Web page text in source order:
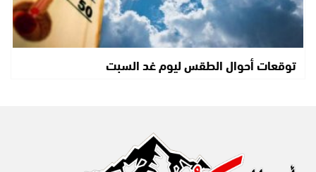
توقعات أحوال الطقس ليوم غد السبت